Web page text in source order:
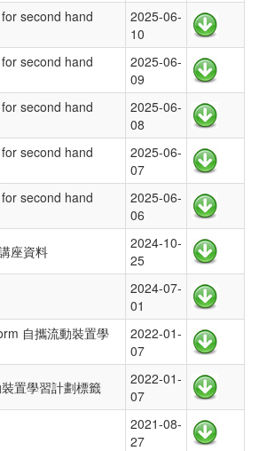
second hand
2025-06-
10
second hand
2025-06-
09
second hand
2025-06-
08
second hand
2025-06-
07
second hand
2025-06-
06
座資料
2024-10-
25
2024-07-
01
自攜流動裝置學
2022-01-
07
置學習計劃標籤
2022-01-
07
2021-08-
27